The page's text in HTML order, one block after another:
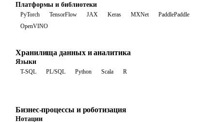
Классический ML
scikit-learn XGBoost LightGBM CatBoost
RAPIDS
mlpack
Хранилища данных и аналитика
Языки
T-SQL PL/SQL Python Scala R
Бизнес-процессы и роботизация
Нотации